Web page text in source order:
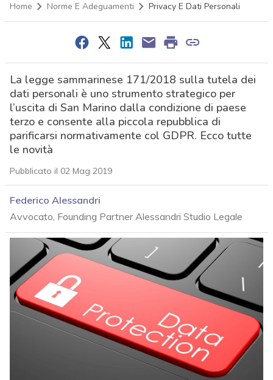
Home Norme E Adeguamenti Privacy E Dati Personali
La legge sammarinese 171/2018 sulla tutela dei
dati personali è uno strumento strategico per
l’uscita di San Marino dalla condizione di paese
terzo e consente alla piccola repubblica di
parificarsi normativamente col GDPR. Ecco tutte
le novità
Pubblicato il 02 Mag 2019
Federico Alessandri
Avvocato, Founding Partner Alessandri Studio Legale